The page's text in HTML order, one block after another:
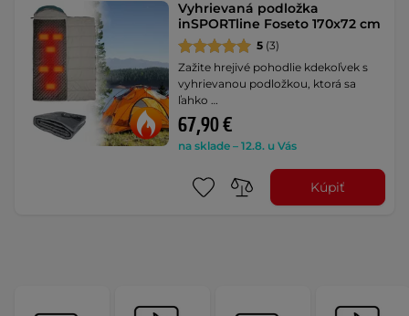
Vyhrievaná podložka
inSPORTline Foseto 170x72 cm
5 (3)
Zažite hrejivé pohodlie kdekoľvek s
vyhrievanou podložkou, ktorá sa
ľahko …
67,90 €
na sklade – 12.8. u Vás
Kúpiť